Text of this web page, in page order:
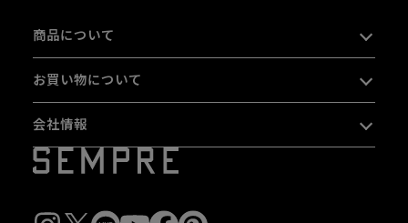
商品について
お買い物について
会社情報